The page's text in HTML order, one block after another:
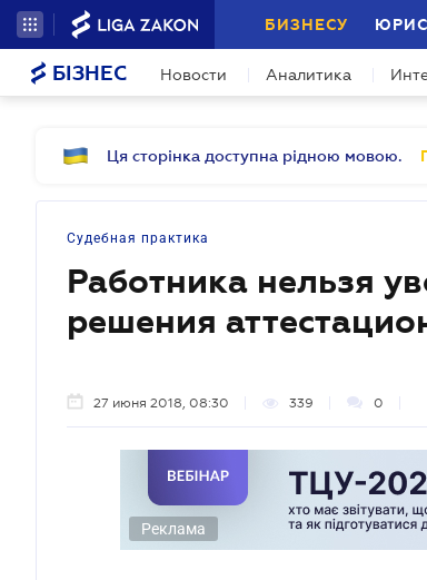
БИЗНЕСУ
БІЗНЕС Новости Аналитика
Ця сторінка доступна рідною мовою.
Судебная практика
Работника нельзя
решения
27 июня 2018, 08:30 339 0
Реклама